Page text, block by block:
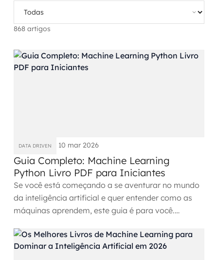
Automação inteligente
RPA e hiperautomação
Data Platforms
Business Intelligence
Governança de dados
868 artigos
DATA DRIVEN 10 mar 2026
Guia Completo: Machine Learning
Python Livro PDF para Iniciantes
Se você está começando a se aventurar no mundo
da inteligência artificial e quer entender como as
máquinas aprendem, este guia é para você.